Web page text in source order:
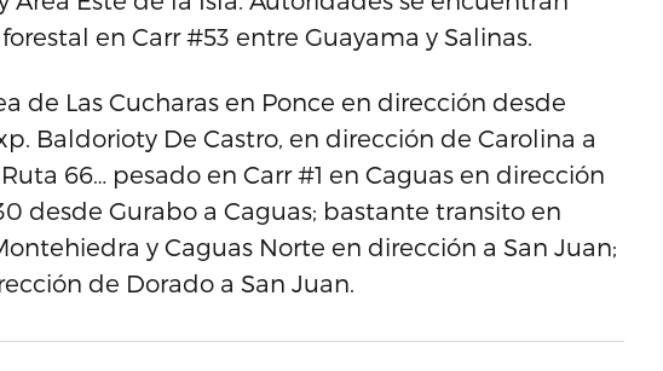
en Carr #53 entre Guayama y Salinas.
de Las Cucharas en Ponce en dirección desde
Baldorioty De Castro, en dirección de Carolina a
66… pesado en Carr #1 en Caguas en dirección
desde Gurabo a Caguas; bastante transito en
y Caguas Norte en dirección a San Juan;
de Dorado a San Juan.